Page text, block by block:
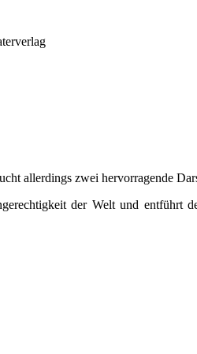
allerdings zwei hervorragende
der Welt und entführt